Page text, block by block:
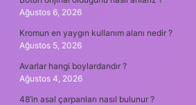
Ağustos 6, 2026
Kromun en yaygın kullanım alanı nedir ?
Ağustos 5, 2026
Avarlar hangi boylardandır ?
Ağustos 4, 2026
48’in asal çarpanları nasıl bulunur ?